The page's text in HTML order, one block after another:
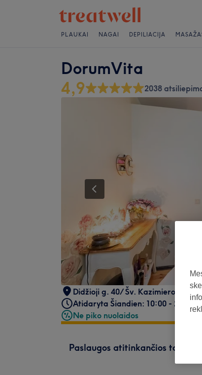
PLAUKAI NAGAI DEPILIACIJA
DorumVita
4,9 2038
Didžioji g. 40/ Šv. Kazimiero g. 2,
Atidaryta Šiandien: 10:00 - 21:00
Ne piko nuolaidos
Paslaugos atitinkančios tavo